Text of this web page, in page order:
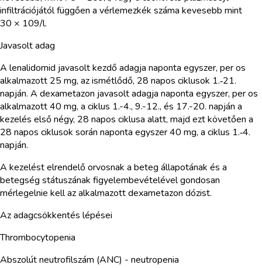
infiltrációjától függően a vérlemezkék száma kevesebb mint
30 × 109/l.
Javasolt adag
A lenalidomid javasolt kezdő adagja naponta egyszer, per os
alkalmazott 25 mg, az ismétlődő, 28 napos ciklusok 1.‑21.
napján. A dexametazon javasolt adagja naponta egyszer, per os
alkalmazott 40 mg, a ciklus 1.-4., 9.-12., és 17.-20. napján a
kezelés első négy, 28 napos ciklusa alatt, majd ezt követően a
28 napos ciklusok során naponta egyszer 40 mg, a ciklus 1.‑4.
napján.
A kezelést elrendelő orvosnak a beteg állapotának és a
betegség státuszának figyelembevételével gondosan
mérlegelnie kell az alkalmazott dexametazon dózist.
Az adagcsökkentés lépései
Thrombocytopenia
Abszolút neutrofilszám (ANC) - neutropenia